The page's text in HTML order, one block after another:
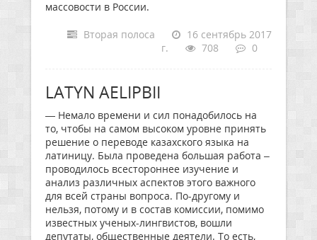
массовости в России.
Вторая полоса
16 сентябрь 2017
г.
708 0
LATYN AELIPBII
— Немало времени и сил понадобилось на
то, чтобы на самом высоком уровне принять
решение о переводе казахского языка на
латиницу. Была проведена большая работа –
проводилось всестороннее изучение и
анализ различных аспектов этого важного
для всей страны вопроса. По-другому и
нельзя, потому и в состав комиссии, помимо
известных ученых-лингвистов, вошли
депутаты, общественные деятели. То есть,